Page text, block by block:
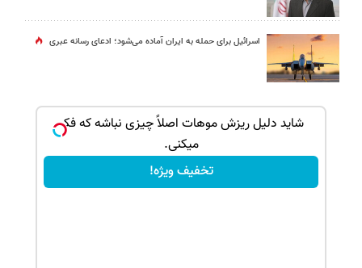
اسرائیل برای حمله به ایران آماده می‌شود؛ ادعای رسانه عبری
شاید دلیل ریزش موهات اصلاً چیزی نباشه که فکر
میکنی.
تخفیف ویژه!